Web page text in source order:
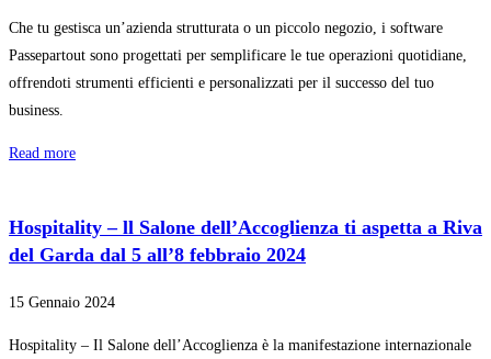
Che tu gestisca un’azienda strutturata o un piccolo negozio, i software
Passepartout sono progettati per semplificare le tue operazioni quotidiane,
offrendoti strumenti efficienti e personalizzati per il successo del tuo
business.
Read more
Hospitality – ll Salone dell’Accoglienza ti aspetta a Riva
del Garda dal 5 all’8 febbraio 2024
15 Gennaio 2024
Hospitality – Il Salone dell’Accoglienza è la manifestazione internazionale